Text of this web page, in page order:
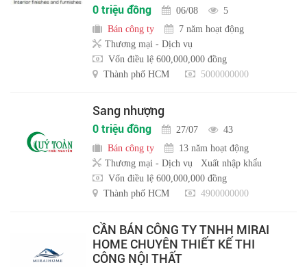
0 triệu đồng 06/08
5
Bán công ty
7 năm hoạt động
Thương mại - Dịch vụ
Vốn điều lệ 600,000,000 đồng
Thành phố HCM
5000000000
Sang nhượng
0 triệu đồng 27/07
43
Bán công ty
13 năm hoạt động
Thương mại - Dịch vụ
Xuất nhập khẩu
Vốn điều lệ 600,000,000 đồng
Thành phố HCM
4900000000
CẦN BÁN CÔNG TY TNHH MIRAI
HOME CHUYÊN THIẾT KẾ THI
CÔNG NỘI THẤT